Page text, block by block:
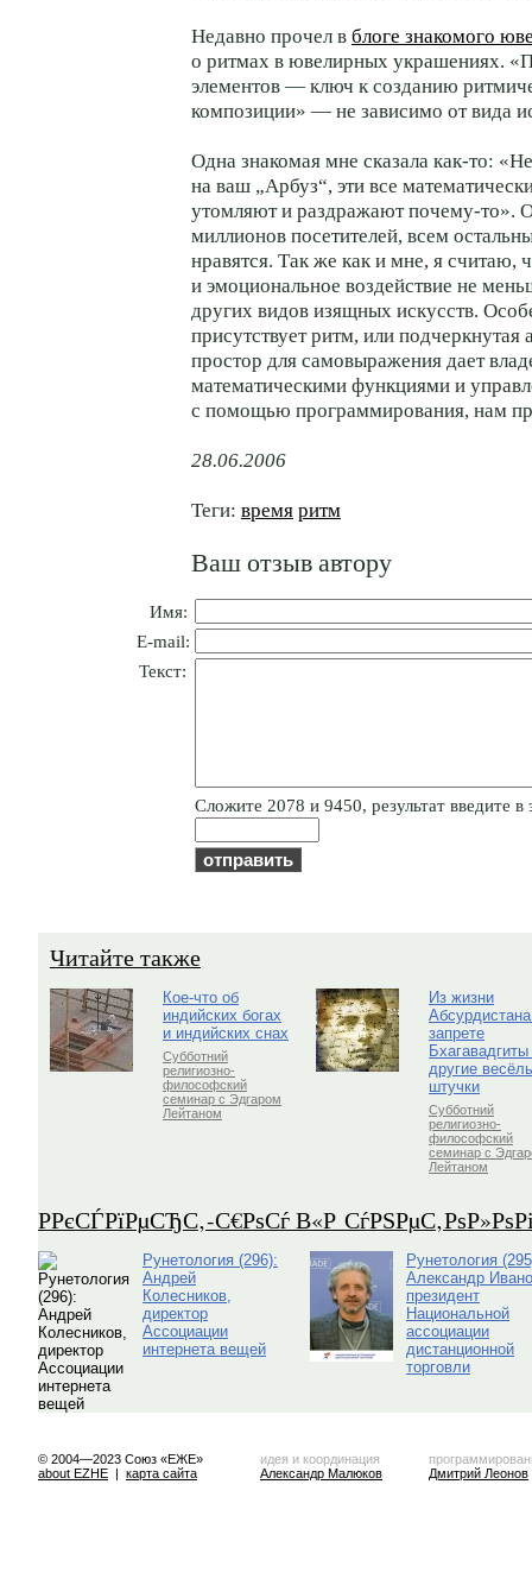
Недавно прочел в блоге знакомого
о ритмах в ювелирных украшениях.
элементов — ключ к созданию
композиции» — не зависимо от вида
Одна знакомая мне сказала как-то:
на ваш „Арбуз“, эти все
утомляют и раздражают почему-то».
миллионов посетителей, всем
нравятся. Так же как и мне, я считаю,
и эмоциональное воздействие не
других видов изящных искусств.
присутствует ритм, или подчеркнутая
простор для самовыражения дает
математическими функциями и
с помощью программирования, нам
28.06.2006
Теги: время ритм
Ваш отзыв автору
Имя:
E-mail:
Текст:
Cлoжитe 2078 и 9450, результат введите в
Читайте также
Кое-что об
индийских богах
и индийских снах
Субботний
религиозно-
философский
семинар с Эдгаром
Лейтаном
Из жизни
запрете
Бхагавадгиты
другие
штучки
Субботний
религиозно-
философский
семинар с
Лейтаном
Р­РєСЃРїРµСЂС‚-С€РѕСѓ В«Р
Рунетология (296):
Андрей
Колесников,
директор
Ассоциации
интернета вещей
Рунетология
Александр
президент
Национальной
ассоциации
дистанционной
торговли
© 2004—2023 Союз «ЕЖЕ»
about EZHE | карта сайта
идея и координация
Александр Малюков
Дмитрий Леонов